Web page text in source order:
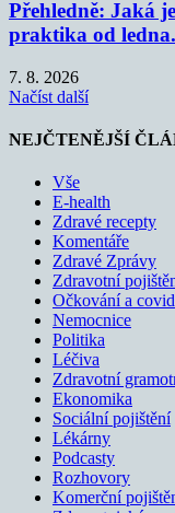
Přehledně: Jaká
praktika od
7. 8. 2026
Načíst další
NEJČTENĚJŠÍ
Vše
E-health
Zdravé recepty
Komentáře
Zdravé Zprávy
Zdravotní
Očkování a covid
Nemocnice
Politika
Léčiva
Zdravotní
Ekonomika
Sociální pojištění
Lékárny
Podcasty
Rozhovory
Komerční